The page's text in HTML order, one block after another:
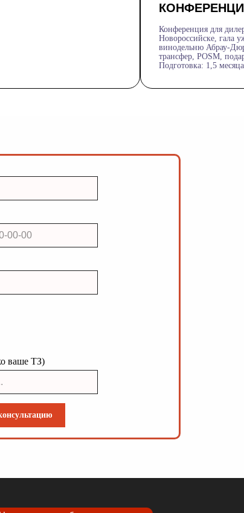
Конференция для
Новороссийске, гала
винодельню Абрау-
трансфер, POSM,
Подготовка: 1,5
ваше ТЗ)